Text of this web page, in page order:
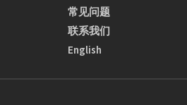
常见问题
联系我们
English